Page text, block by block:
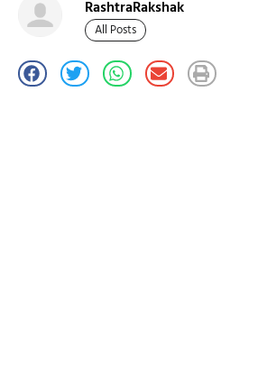
RashtraRakshak
All Posts